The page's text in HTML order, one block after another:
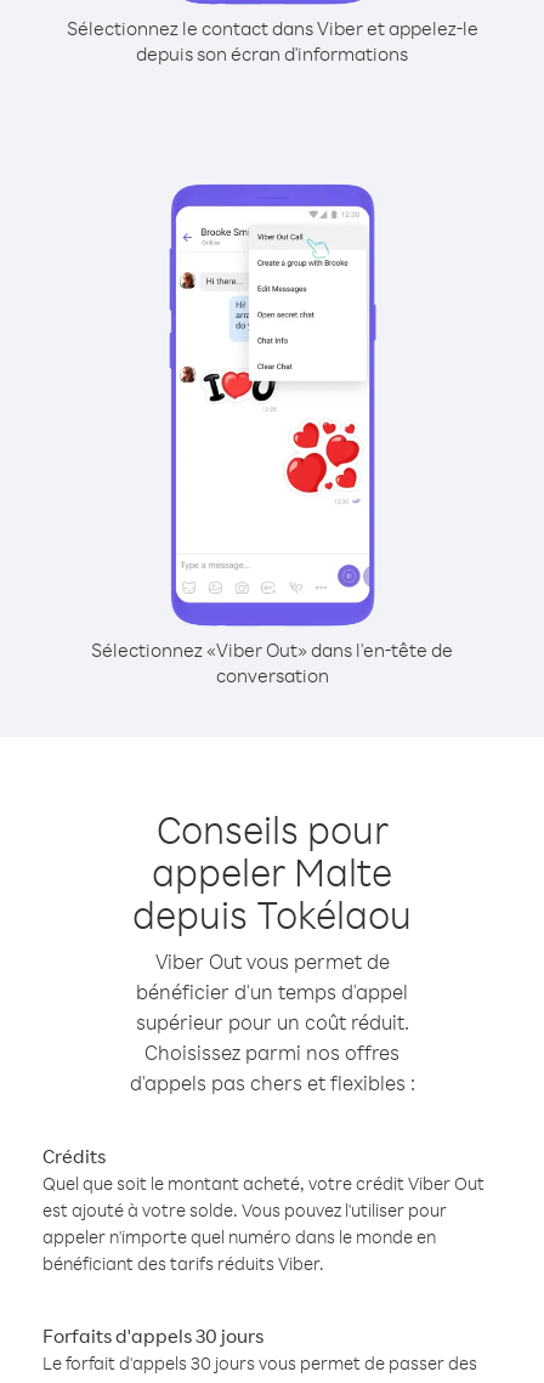
Sélectionnez le contact dans Viber et appelez-le
depuis son écran d'informations
Sélectionnez «Viber Out» dans l'en-tête de
conversation
Conseils pour
appeler Malte
depuis Tokélaou
Viber Out vous permet de
bénéficier d'un temps d'appel
supérieur pour un coût réduit.
Choisissez parmi nos offres
d'appels pas chers et flexibles :
Crédits
Quel que soit le montant acheté, votre crédit Viber Out
est ajouté à votre solde. Vous pouvez l'utiliser pour
appeler n'importe quel numéro dans le monde en
bénéficiant des tarifs réduits Viber.
Forfaits d'appels 30 jours
Le forfait d'appels 30 jours vous permet de passer des